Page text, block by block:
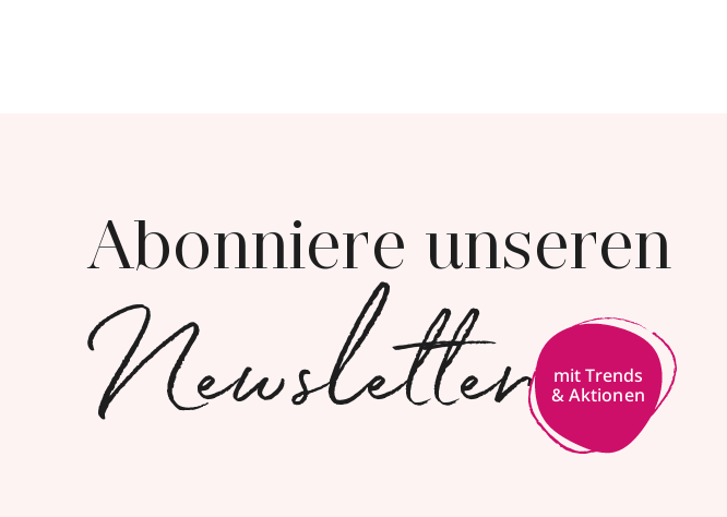
Abonniere unseren
Newsletter
mit Trends
& Aktionen